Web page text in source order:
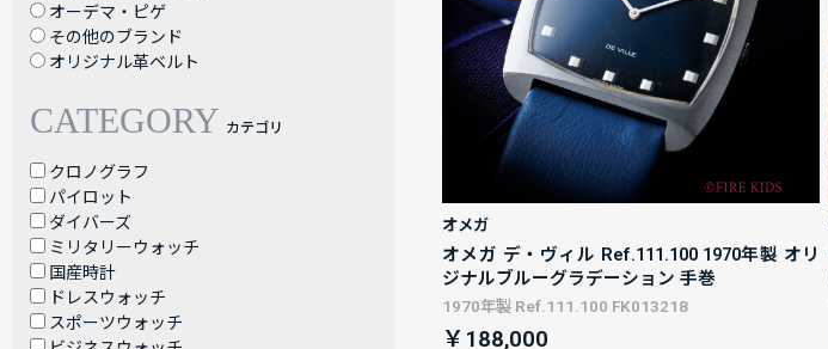
オーデマ・ピゲ
その他のブランド
オリジナル革ベルト
CATEGORY カテゴリ
クロノグラフ
パイロット
ダイバーズ
ミリタリーウォッチ
国産時計
ドレスウォッチ
スポーツウォッチ
オメガ
オメガ デ・ヴィル Ref.111.100 1970年製 オリ
ジナルブルーグラデーション 手巻
1970年製 Ref.111.100 FK013218
￥188,000